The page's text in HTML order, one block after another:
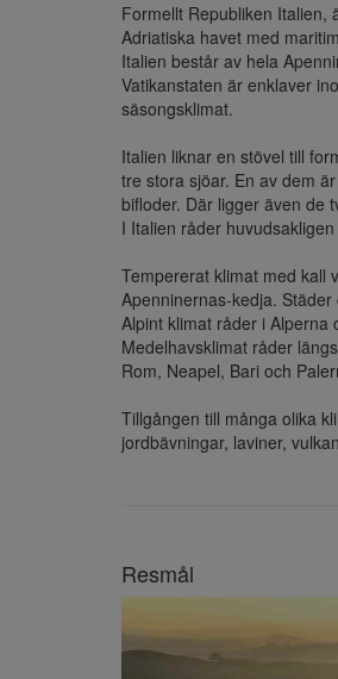
Formellt Republiken Italien,
Adriatiska havet med
Italien består av hela
Vatikanstaten är enklaver
säsongsklimat.
Italien liknar en stövel till
tre stora sjöar. En av dem
bifloder. Där ligger även de
I Italien råder
Tempererat klimat med kall
Apenninernas-kedja.
Alpint klimat råder i Alperna
Medelhavsklimat råder
Rom, Neapel, Bari och
Tillgången till många olika
jordbävningar, laviner,
Resmål